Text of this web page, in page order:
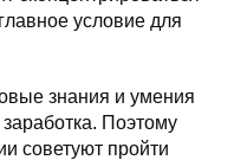
условие для
знания и умения
Поэтому
советуют пройти